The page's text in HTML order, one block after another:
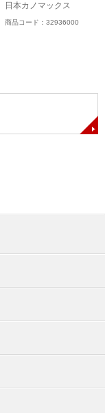
日本カノマックス
商品コード：32936000